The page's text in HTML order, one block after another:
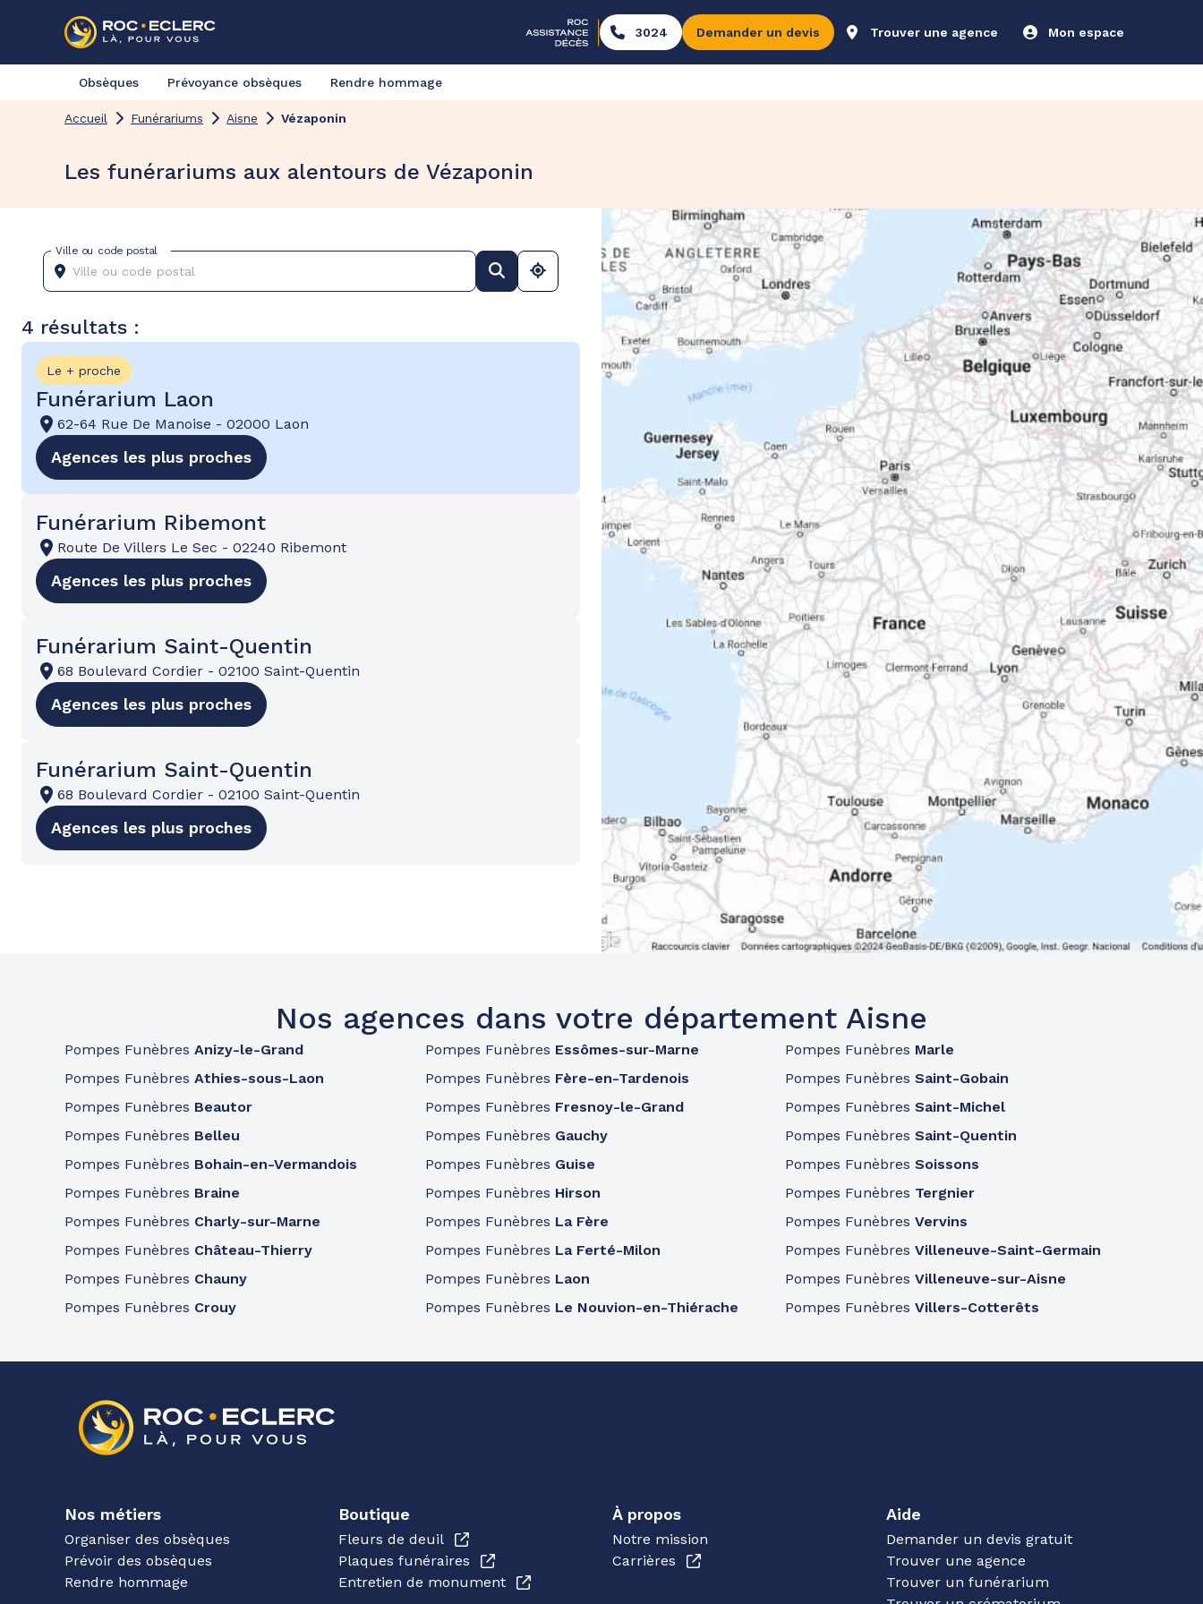
3024 Demander un devis Trouver une agence Mon espace
Obsèques Prévoyance obsèques Rendre hommage
Accueil Funérariums Aisne Vézaponin
Les funérariums aux alentours de Vézaponin
Ville ou code postal
4 résultats :
Le + proche
Funérarium Laon
62-64 Rue De Manoise - 02000 Laon
Agences les plus proches
Funérarium Ribemont
Route De Villers Le Sec - 02240 Ribemont
Agences les plus proches
Funérarium Saint-Quentin
68 Boulevard Cordier - 02100 Saint-Quentin
Agences les plus proches
Funérarium Saint-Quentin
68 Boulevard Cordier - 02100 Saint-Quentin
Agences les plus proches
Nos agences dans votre département Aisne
Pompes Funèbres Anizy-le-Grand
Pompes Funèbres Athies-sous-Laon
Pompes Funèbres Beautor
Pompes Funèbres Belleu
Pompes Funèbres Bohain-en-Vermandois
Pompes Funèbres Braine
Pompes Funèbres Charly-sur-Marne
Pompes Funèbres Château-Thierry
Pompes Funèbres Chauny
Pompes Funèbres Crouy
Pompes Funèbres Essômes-sur-Marne
Pompes Funèbres Fère-en-Tardenois
Pompes Funèbres Fresnoy-le-Grand
Pompes Funèbres Gauchy
Pompes Funèbres Guise
Pompes Funèbres Hirson
Pompes Funèbres La Fère
Pompes Funèbres La Ferté-Milon
Pompes Funèbres Laon
Pompes Funèbres Le Nouvion-en-Thiérache
Pompes Funèbres Marle
Pompes FunèbresSaint-Gobain
Pompes FunèbresSaint-Michel
Pompes FunèbresSaint-Quentin
Pompes FunèbresSoissons
Pompes Funèbres Tergnier
Pompes FunèbresVervins
Pompes FunèbresVilleneuve-Saint-Germain
Pompes FunèbresVilleneuve-sur-Aisne
Pompes FunèbresVillers-Cotterêts
Nos métiers
Organiser des obsèques
Prévoir des obsèques
Rendre hommage
Boutique
Fleurs de deuil
Plaques funéraires
Entretien de monument
À propos
Notre mission
Carrières
Aide
Demander un devis gratuit
Trouver une agence
Trouver un funérarium